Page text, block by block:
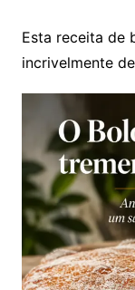
Esta receita de
incrivelmente